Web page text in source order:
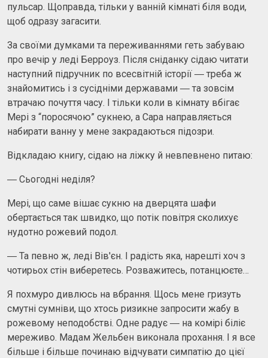
пульсар. Щоправда, тільки у ванній кімнаті біля води,
щоб одразу загасити.
За своїми думками та переживаннями геть забуваю
про вечір у леді Берроуз. Після сніданку сідаю читати
наступний підручник по всесвітній історії ― треба ж
знайомитись і з сусідніми державами ― та зовсім
втрачаю почуття часу. І тільки коли в кімнату вбігає
Мері з “поросячою” сукнею, а Сара направляється
набирати ванну у мене закрадаються підозри.
Відкладаю книгу, сідаю на ліжку й невпевнено питаю:
― Сьогодні неділя?
Мері, що саме вішає сукню на дверцята шафи
обертається так швидко, що потік повітря сколихує
нудотно рожевий подол.
― Та певно ж, леді Вів'єн. І радість яка, нарешті хоч з
чотирьох стін виберетесь. Розважитесь, потанцюєте…
Я похмуро дивлюсь на вбрання. Щось мене гризуть
смутні сумніви, що хтось ризикне запросити жабу в
рожевому неподобстві. Одне радує ― на комірі біліє
мереживо. Мадам Жельбен виконала прохання. І я все
більше і більше починаю відчувати симпатію до цієї